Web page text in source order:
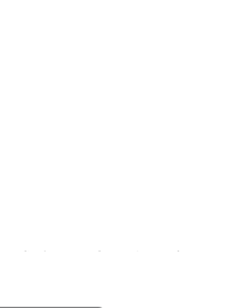
惑或不确定，我在这里